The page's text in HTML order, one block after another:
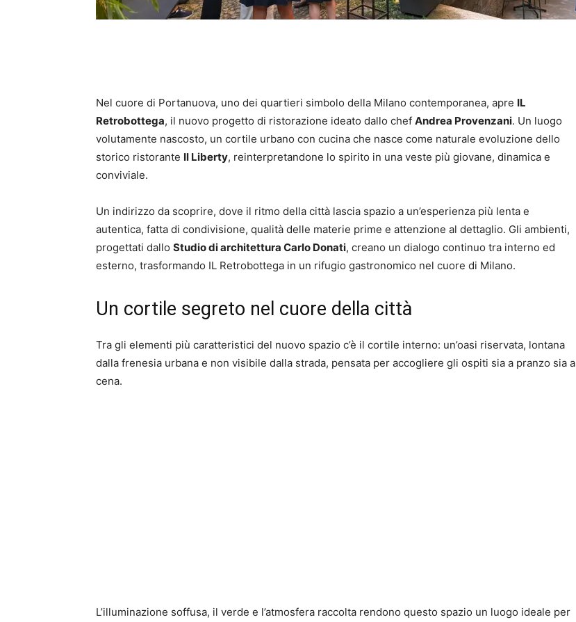
Nel cuore di Portanuova, uno dei quartieri simbolo della Milano contemporanea, apre IL
Retrobottega, il nuovo progetto di ristorazione ideato dallo chef Andrea Provenzani. Un luogo
volutamente nascosto, un cortile urbano con cucina che nasce come naturale evoluzione dello
storico ristorante Il Liberty, reinterpretandone lo spirito in una veste più giovane, dinamica e
conviviale.
Un indirizzo da scoprire, dove il ritmo della città lascia spazio a un’esperienza più lenta e
autentica, fatta di condivisione, qualità delle materie prime e attenzione al dettaglio. Gli ambienti,
progettati dallo Studio di architettura Carlo Donati, creano un dialogo continuo tra interno ed
esterno, trasformando IL Retrobottega in un rifugio gastronomico nel cuore di Milano.
Un cortile segreto nel cuore della città
Tra gli elementi più caratteristici del nuovo spazio c’è il cortile interno: un’oasi riservata, lontana
dalla frenesia urbana e non visibile dalla strada, pensata per accogliere gli ospiti sia a pranzo sia a
cena.
L’illuminazione soffusa, il verde e l’atmosfera raccolta rendono questo spazio un luogo ideale per